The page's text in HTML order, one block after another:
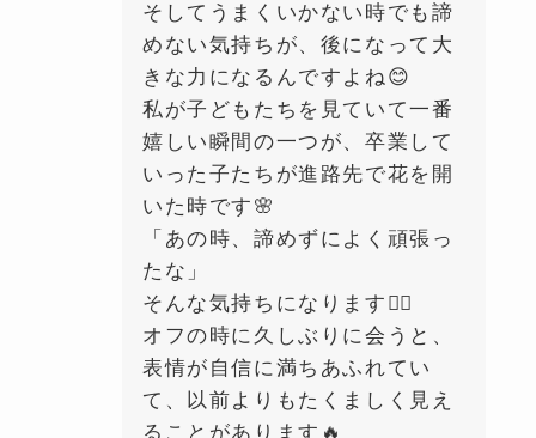
そしてうまくいかない時でも諦
めない気持ちが、後になって大
きな力になるんですよね😊
私が子どもたちを見ていて一番
嬉しい瞬間の一つが、卒業して
いった子たちが進路先で花を開
いた時です🌸
「あの時、諦めずによく頑張っ
たな」
そんな気持ちになります🙂‍↕️
オフの時に久しぶりに会うと、
表情が自信に満ちあふれてい
て、以前よりもたくましく見え
ることがあります🔥